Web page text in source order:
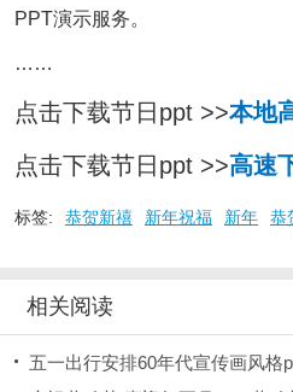
PPT演示服务。
……
点击下载节日ppt >>本地
点击下载节日ppt >>高速
标签: 恭贺新禧 新年祝福 新年 恭
相关阅读
五一出行安排60年代宣传画风格